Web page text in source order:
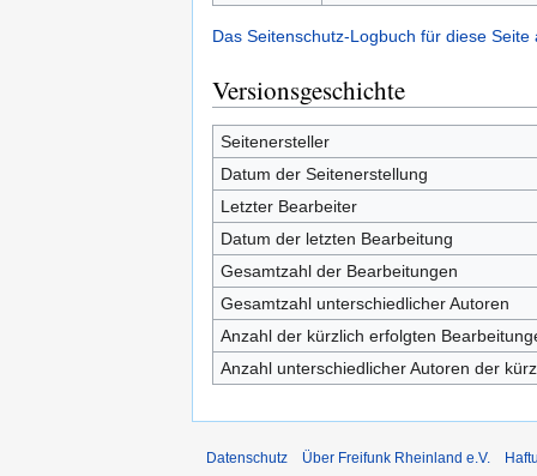
Das Seitenschutz-Logbuch für diese Seite
Versionsgeschichte
Seitenersteller
Datum der Seitenerstellung
Letzter Bearbeiter
Datum der letzten Bearbeitung
Gesamtzahl der Bearbeitungen
Gesamtzahl unterschiedlicher Autoren
Anzahl der kürzlich erfolgten
Anzahl unterschiedlicher Autoren der
Datenschutz Über Freifunk Rheinland e.V.